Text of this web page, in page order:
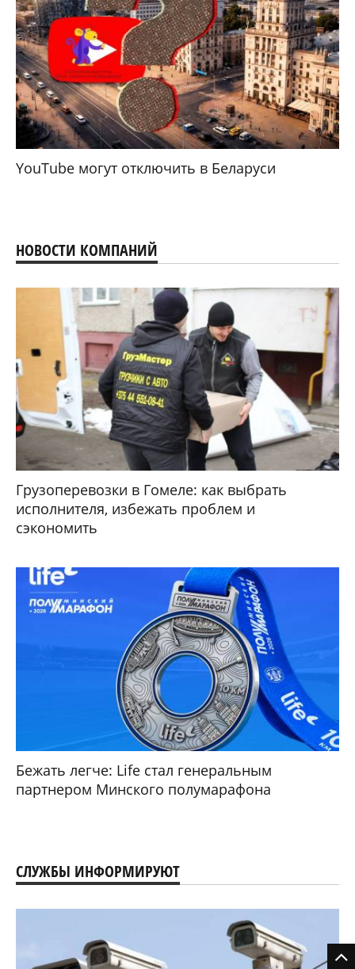
YouTube могут отключить в Беларуси
НОВОСТИ КОМПАНИЙ
Грузоперевозки в Гомеле: как выбрать
исполнителя, избежать проблем и
сэкономить
Бежать легче: Life стал генеральным
партнером Минского полумарафона
СЛУЖБЫ ИНФОРМИРУЮТ